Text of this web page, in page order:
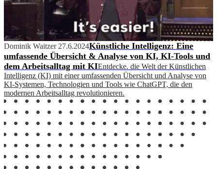
Dominik Waitzer 27.6.2024Künstliche Intelligenz: Eine
umfassende Übersicht & Analyse von KI, KI-Tools und
dem Arbeitsalltag mit KIEntdecke. die Welt der Künstlichen
Intelligenz (KI) mit einer umfassenden Übersicht und Analyse von
KI-Systemen, Technologien und Tools wie ChatGPT, die den
modernen Arbeitsalltag revolutionieren.